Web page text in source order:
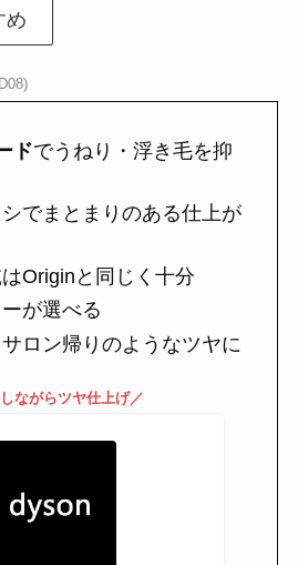
め
ドでうねり・浮き毛を抑
でまとまりのある仕上が
Originと同じく十分
が選べる
ロン帰りのようなツヤに
ながらツヤ仕上げ／